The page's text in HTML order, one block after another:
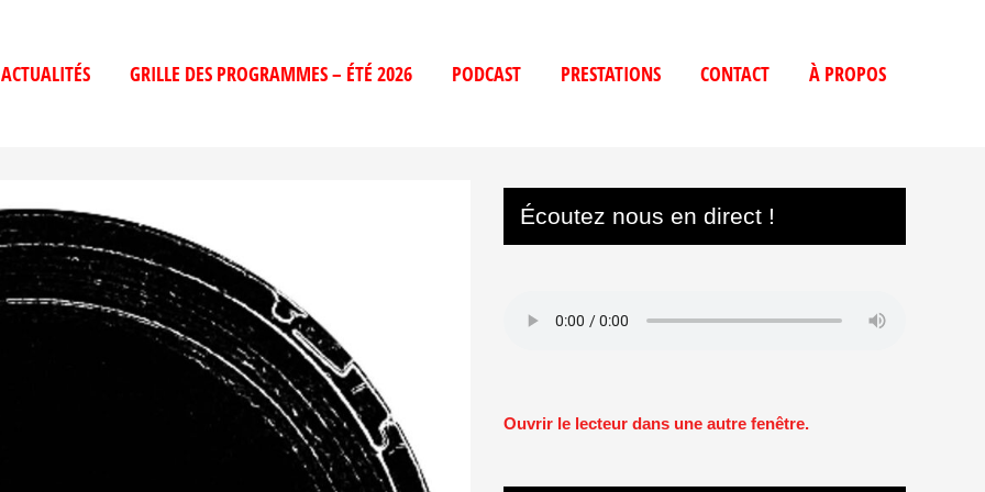
ACTUALITÉS GRILLE DES PROGRAMMES – ÉTÉ 2026 PODCAST PRESTATIONS CONTACT À PROPOS
Écoutez nous en direct !
Ouvrir le lecteur dans une autre fenêtre.